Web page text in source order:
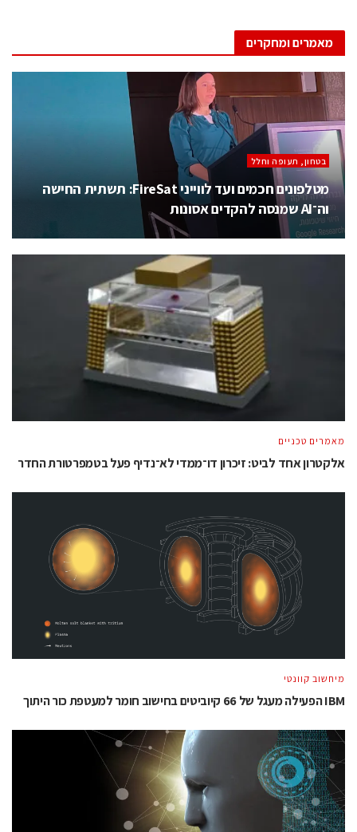
מאמרים ומחקרים
בטחון, תעופה וחלל
מטלפונים חכמים ועד לווייני FireSat: תשתית החישה
וה־AI שמנסה להקדים אסונות
מאמרים טכניים
אלקטרון אחד לביט: זיכרון דו־ממדי לא־נדיף פעל בטמפרטורת החדר
מיחשוב קוונטי
IBM הפעילה מעגל של 66 קיוביטים בחישוב חומר למעטפת כור היתוך